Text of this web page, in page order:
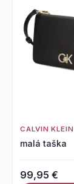
CALVIN KLEIN
malá taška
99,95 €